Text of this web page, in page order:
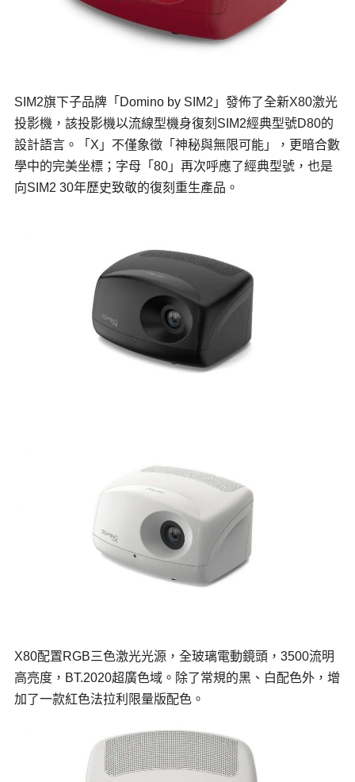
SIM2旗下子品牌「Domino by SIM2」發佈了全新X80激光
投影機，該投影機以流線型機身復刻SIM2經典型號D80的
設計語言。「X」不僅象徵「神秘與無限可能」，更暗合數
學中的完美坐標；字母「80」再次呼應了經典型號，也是
向SIM2 30年歷史致敬的復刻重生產品。
X80配置RGB三色激光光源，全玻璃電動鏡頭，3500流明
高亮度，BT.2020超廣色域。除了常規的黑、白配色外，增
加了一款紅色法拉利限量版配色。